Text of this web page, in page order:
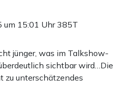
um 15:01 Uhr385T
jünger, was im Talkshow-
sichtbar wird…Die
zu unterschätzendes